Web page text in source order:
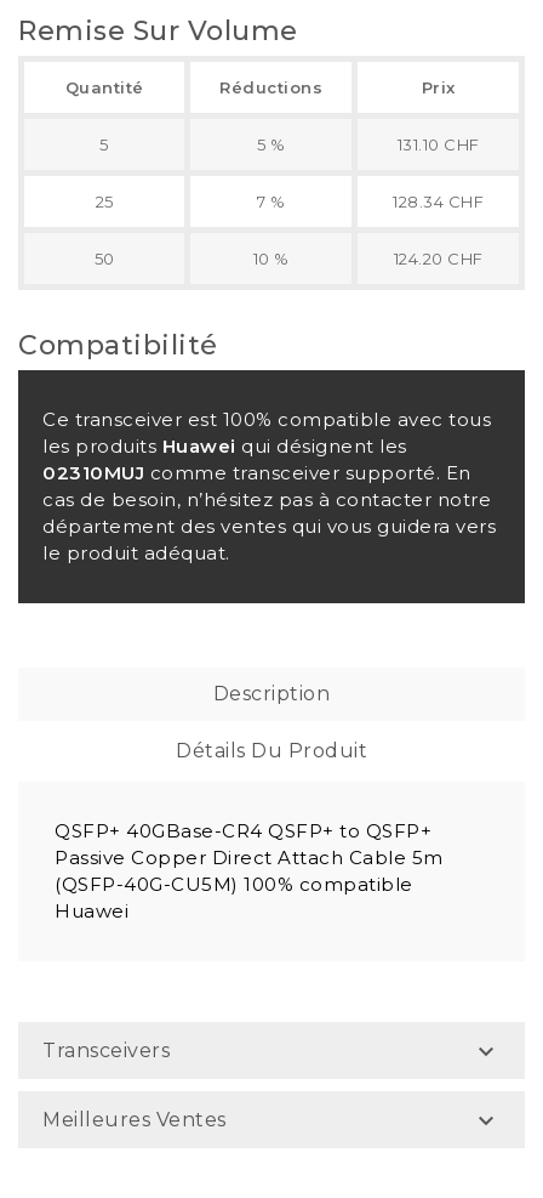
Remise Sur Volume
Quantité Réductions Prix
5 5 % 131.10 CHF
25 7 % 128.34 CHF
50 10 % 124.20 CHF
Compatibilité
Ce transceiver est 100% compatible avec tous
les produits Huawei qui désignent les
02310MUJ comme transceiver supporté. En
cas de besoin, n’hésitez pas à contacter notre
département des ventes qui vous guidera vers
le produit adéquat.
Description
Détails Du Produit
QSFP+ 40GBase-CR4 QSFP+ to QSFP+
Passive Copper Direct Attach Cable 5m
(QSFP-40G-CU5M) 100% compatible
Huawei
Transceivers 
Meilleures Ventes 